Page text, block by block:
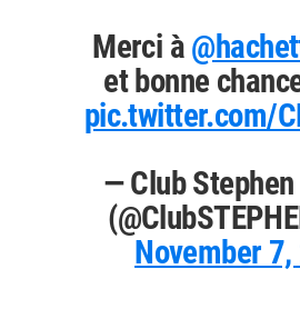
Merci à
et bonne
pic.twitter.com/
— Club
November